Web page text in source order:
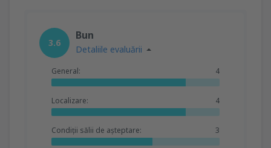
3.6
Bun
Detaliile evaluării
General: 4
Localizare: 4
Condiții sălii de așteptare: 3